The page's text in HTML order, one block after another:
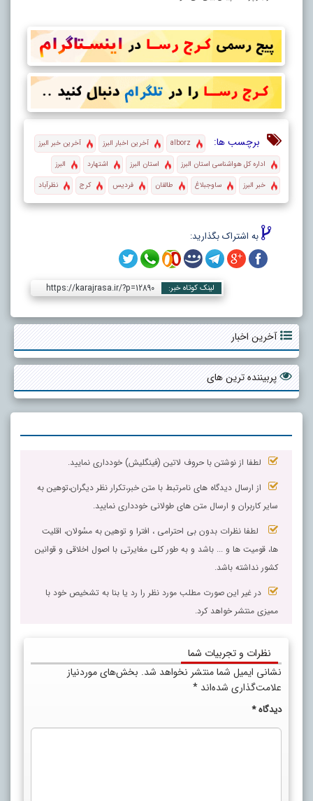
برچسب ها: alborz آخرین اخبار البرز
آخرین خبر البرز
اداره کل هواشناسی استان البرز
استان البرز اشتهارد
البرز
خبر البرز
ساوجبلاغ طالقان فردیس کرج نظرآباد
به اشتراک بگذارید:
لینک کوتاه خبر: https://karajrasa.ir/?p=12890
آخرین اخبار
پربیننده ترین های
لطفا از نوشتن با حروف لاتین (فینگلیش) خودداری نمایید.
از ارسال دیدگاه های نامرتبط با متن خبر،تکرار نظر دیگران،توهین به
سایر کاربران و ارسال متن های طولانی خودداری نمایید.
لطفا نظرات بدون بی احترامی ، افترا و توهین به مسٔولان، اقلیت
ها، قومیت ها و ... باشد و به طور کلی مغایرتی با اصول اخلاقی و قوانین
کشور نداشته باشد.
در غیر این صورت مطلب مورد نظر را رد یا بنا به تشخیص خود با
ممیزی منتشر خواهد کرد.
نظرات و تجربیات شما
نشانی ایمیل شما منتشر نخواهد شد. بخش‌های موردنیاز
علامت‌گذاری شده‌اند *
دیدگاه*